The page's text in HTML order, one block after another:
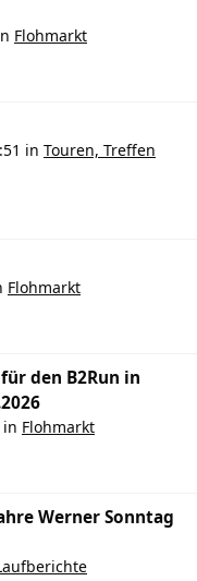
Flohmarkt
in Touren, Treffen
Flohmarkt
den B2Run in
in Flohmarkt
Werner Sonntag